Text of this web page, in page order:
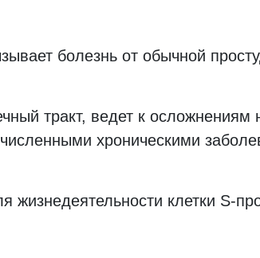
болезнь от обычной
тракт, ведет к осложнениям
хроническими
жизнедеятельности клетки S-